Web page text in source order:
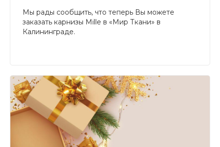
Мы рады сообщить, что теперь Вы можете
заказать карнизы Mille в «Мир Ткани» в
Калининграде.